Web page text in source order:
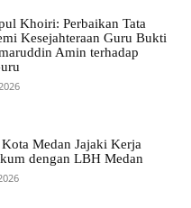
Khoiri: Perbaikan Tata
Kesejahteraan Guru Bukti
Amin terhadap
Kota Medan Jajaki Kerja
dengan LBH Medan